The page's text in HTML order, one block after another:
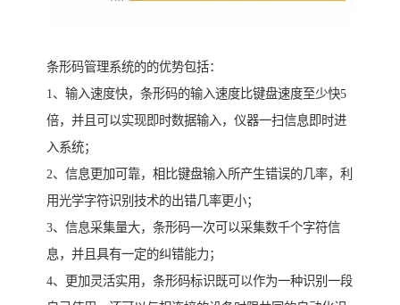
条形码管理系统的的优势包括：
1、输入速度快，条形码的输入速度比键盘速度至少快5
倍，并且可以实现即时数据输入，仪器一扫信息即时进
入系统；
2、信息更加可靠，相比键盘输入所产生错误的几率，利
用光学字符识别技术的出错几率更小；
3、信息采集量大，条形码一次可以采集数千个字符信
息，并且具有一定的纠错能力；
4、更加灵活实用，条形码标识既可以作为一种识别一段